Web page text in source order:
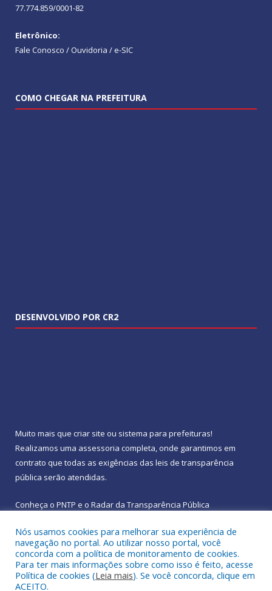
77.774.859/0001-82
Eletrônico:
Fale Conosco / Ouvidoria / e-SIC
COMO CHEGAR NA PREFEITURA
DESENVOLVIDO POR CR2
Muito mais que criar site ou sistema para prefeituras!
Realizamos uma assessoria completa, onde garantimos em
contrato que todas as exigências das leis de transparência
pública serão atendidas.
Conheça o PNTP e o Radar da Transparência Pública
Todos os direitos reservados a Prefeitura Municipal de
Rebouças.
Nós usamos cookies para melhorar sua experiência de
navegação no portal. Ao utilizar nosso portal, você
concorda com a política de monitoramento de cookies.
Para ter mais informações sobre como isso é feito, acesse
Política de cookies (Leia mais). Se você concorda, clique em
ACEITO.